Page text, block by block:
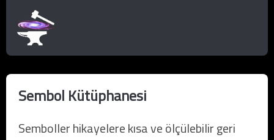
Sembol Kütüphanesi
Semboller hikayelere kısa ve ölçülebilir geri